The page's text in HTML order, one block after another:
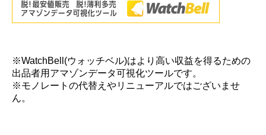
※WatchBell(ウォッチベル)はより高い収益を得るための
出品者用アマゾンデータ可視化ツールです。
※モノレートの代替えやリニューアルではございませ
ん。